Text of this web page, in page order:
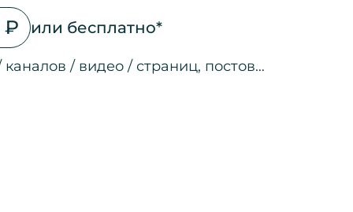
₽ или бесплатно*
каналов / видео / страниц, постов…